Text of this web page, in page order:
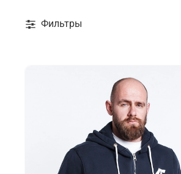
Фильтры